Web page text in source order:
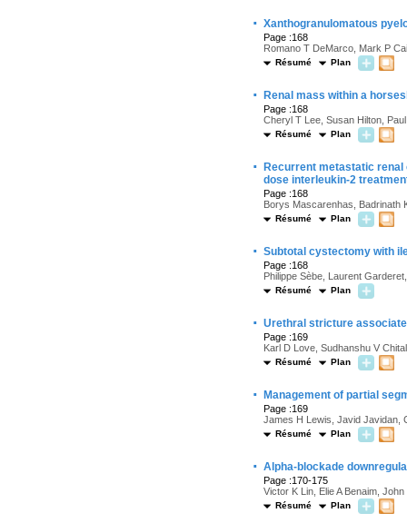
· Xanthogranulomatous
Page :168
Romano T DeMarco, Mark P
Résumé Plan
· Renal mass within a
Page :168
Cheryl T Lee, Susan Hilton,
Résumé Plan
·
Recurrent metastatic
dose interleukin-2
Page :168
Borys Mascarenhas, Badrinath
Résumé Plan
· Subtotal cystectomy with
Page :168
Philippe Sèbe, Laurent
Résumé Plan
· Urethral stricture
Page :169
Karl D Love, Sudhanshu V
Résumé Plan
· Management of partial
Page :169
James H Lewis, Javid Javidan,
Résumé Plan
· Alpha-blockade
Page :170-175
Victor K Lin, Elie A Benaim,
Résumé Plan